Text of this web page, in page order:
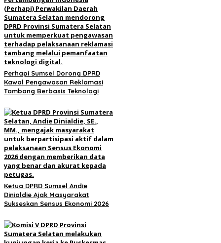
Perhapi Sumsel Dorong DPRD
Kawal Pengawasan Reklamasi
Tambang Berbasis Teknologi
Ketua DPRD Sumsel Andie
Dinialdie Ajak Masyarakat
Sukseskan Sensus Ekonomi 2026